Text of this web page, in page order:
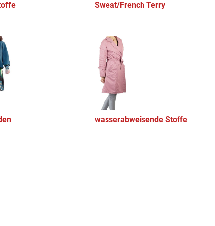
Sweat/French Terry
wasserabweisende Stoffe